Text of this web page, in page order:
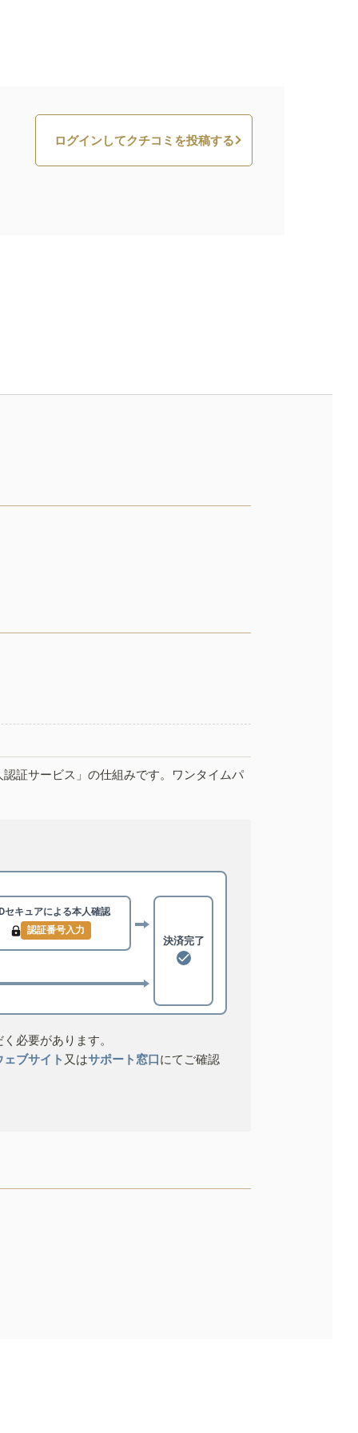
ログインしてクチコミを投稿する
証サービス」の仕組みです。ワンタイムパ
セキュアによる本人確認
認証番号入力
決済完了
必要があります。
ブサイト 又はサポート窓口にてご確認